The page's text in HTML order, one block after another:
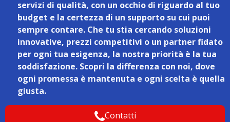
servizi di qualità, con un occhio di riguardo al tuo
budget e la certezza di un supporto su cui puoi
sempre contare. Che tu stia cercando soluzioni
innovative, prezzi competitivi o un partner fidato
per ogni tua esigenza, la nostra priorità è la tua
soddisfazione. Scopri la differenza con noi, dove
ogni promessa è mantenuta e ogni scelta è quella
giusta.
Contatti